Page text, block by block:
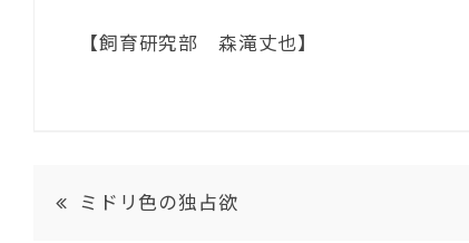
【飼育研究部 森滝丈也】
ミドリ色の独占欲